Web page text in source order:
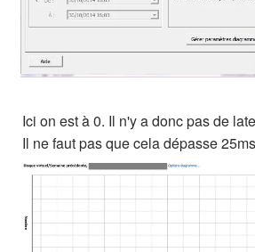
Ici on est à 0. Il n'y a donc pas de
Il ne faut pas que cela dépasse